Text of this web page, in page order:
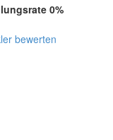
0%
bewerten